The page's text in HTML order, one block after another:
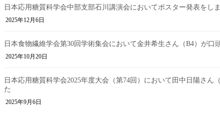
日本応用糖質科学会中部支部石川講演会においてポスター発表をし
2025年12月6日
日本食物繊維学会第30回学術集会において金井希生さん（B4）が口
2025年10月20日
日本応用糖質科学会2025年度大会（第74回）において田中日陽さん
た
2025年9月6日